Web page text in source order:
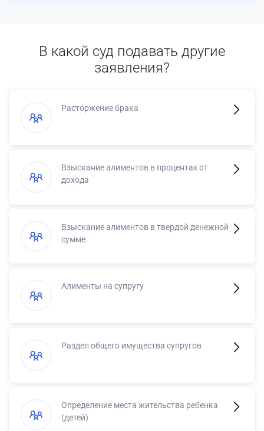
В какой суд подавать другие
заявления?
Расторжение брака
Взыскание алиментов в процентах от
дохода
Взыскание алиментов в твердой денежной
сумме
Алименты на супругу
Раздел общего имущества супругов
Определение места жительства ребенка
(детей)